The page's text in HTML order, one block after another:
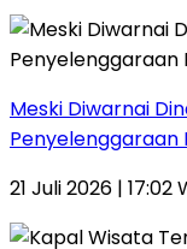
Meski Diwarnai
Penyelenggaraan
21 Juli 2026 | 17:02